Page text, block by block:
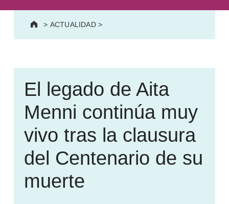
> ACTUALIDAD>
El legado de Aita
Menni continúa muy
vivo tras la clausura
del Centenario de su
muerte